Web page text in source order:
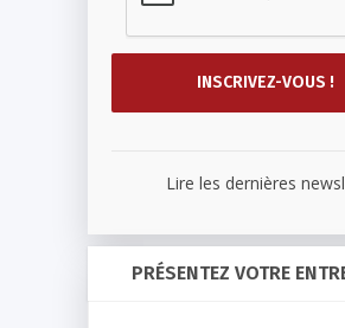
Lire les dernières
PRÉSENTEZ VOTRE